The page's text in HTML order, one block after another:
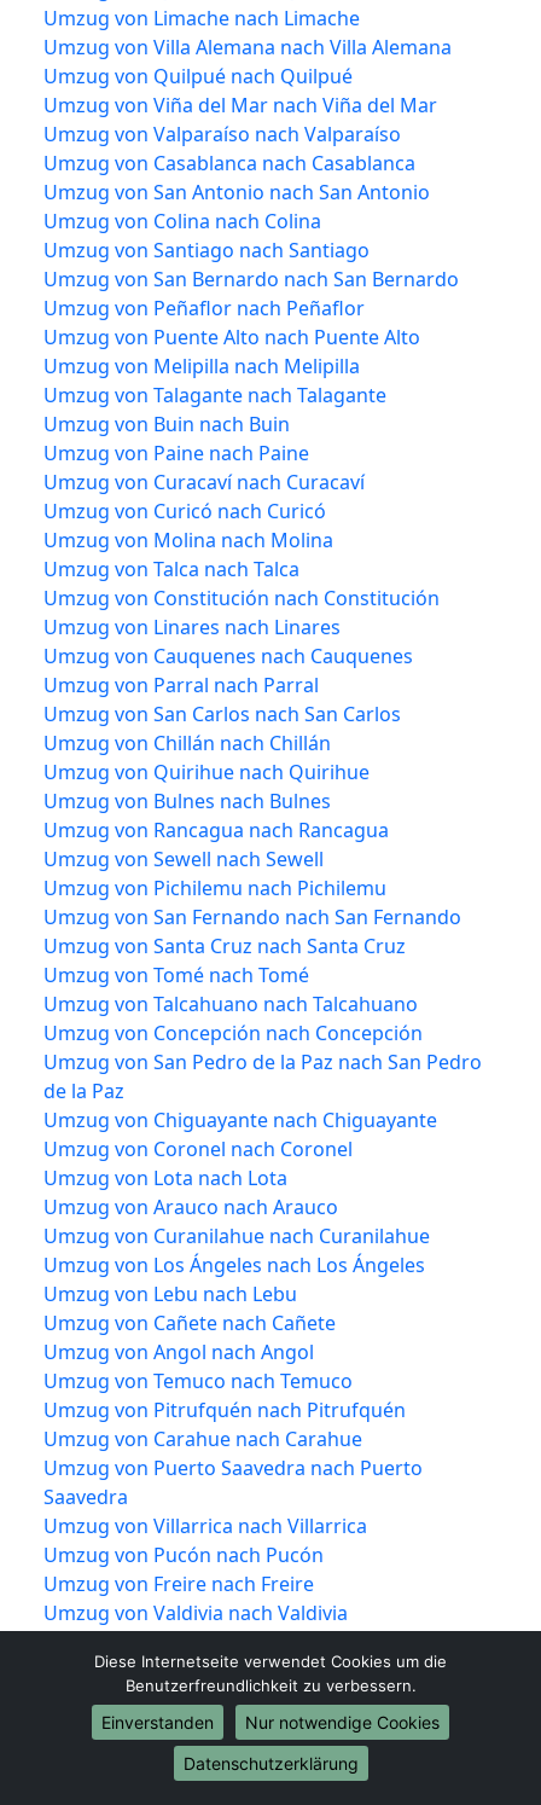
Umzug von Limache nach Limache
Umzug von Villa Alemana nach Villa Alemana
Umzug von Quilpué nach Quilpué
Umzug von Viña del Mar nach Viña del Mar
Umzug von Valparaíso nach Valparaíso
Umzug von Casablanca nach Casablanca
Umzug von San Antonio nach San Antonio
Umzug von Colina nach Colina
Umzug von Santiago nach Santiago
Umzug von San Bernardo nach San Bernardo
Umzug von Peñaflor nach Peñaflor
Umzug von Puente Alto nach Puente Alto
Umzug von Melipilla nach Melipilla
Umzug von Talagante nach Talagante
Umzug von Buin nach Buin
Umzug von Paine nach Paine
Umzug von Curacaví nach Curacaví
Umzug von Curicó nach Curicó
Umzug von Molina nach Molina
Umzug von Talca nach Talca
Umzug von Constitución nach Constitución
Umzug von Linares nach Linares
Umzug von Cauquenes nach Cauquenes
Umzug von Parral nach Parral
Umzug von San Carlos nach San Carlos
Umzug von Chillán nach Chillán
Umzug von Quirihue nach Quirihue
Umzug von Bulnes nach Bulnes
Umzug von Rancagua nach Rancagua
Umzug von Sewell nach Sewell
Umzug von Pichilemu nach Pichilemu
Umzug von San Fernando nach San Fernando
Umzug von Santa Cruz nach Santa Cruz
Umzug von Tomé nach Tomé
Umzug von Talcahuano nach Talcahuano
Umzug von Concepción nach Concepción
Umzug von San Pedro de la Paz nach San Pedro
de la Paz
Umzug von Chiguayante nach Chiguayante
Umzug von Coronel nach Coronel
Umzug von Lota nach Lota
Umzug von Arauco nach Arauco
Umzug von Curanilahue nach Curanilahue
Umzug von Los Ángeles nach Los Ángeles
Umzug von Lebu nach Lebu
Umzug von Cañete nach Cañete
Umzug von Angol nach Angol
Umzug von Temuco nach Temuco
Umzug von Pitrufquén nach Pitrufquén
Umzug von Carahue nach Carahue
Umzug von Puerto Saavedra nach Puerto
Saavedra
Umzug von Villarrica nach Villarrica
Umzug von Pucón nach Pucón
Umzug von Freire nach Freire
Umzug von Valdivia nach Valdivia
Umzug von Lanco nach Lanco
Umzug von Los Lagos nach Los Lagos
Umzug von Mariquina nach Mariquina
Umzug von Máfil nach Máfil
Umzug von Paillaco nach Paillaco
Diese Internetseite verwendet Cookies um die
Benutzerfreundlichkeit zu verbessern.
Einverstanden
Nur notwendige Cookies
Datenschutzerklärung